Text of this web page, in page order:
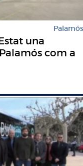
Palamós
una
com a